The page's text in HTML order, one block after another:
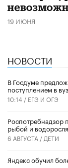
19 ИЮНЯ
НОВОСТИ
В Госдуме
поступлением в
10:14 / ЕГЭ И ОГЭ
Роспотребнадзор
рыбой и
6 АВГУСТА / ДЕТИ
​Яндекс обучил